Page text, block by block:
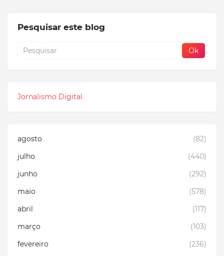
Pesquisar este blog
Jornalismo Digital
agosto
(82)
julho
(440)
junho
(292)
maio
(578)
abril
(117)
março
(103)
fevereiro
(236)